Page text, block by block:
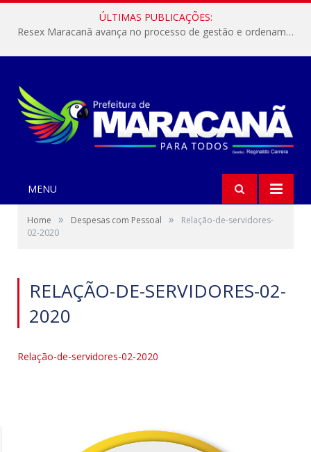
ÚLTIMAS PUBLICAÇÕES:
Resex Maracanã avança no processo de gestão e ordenamento do turismo em nossas áreas protegidas.
MENU
Home » Despesas com Pessoal »
Relação-de-servidores-
02-2020
RELAÇÃO-DE-SERVIDORES-02-
2020
Relação-de-servidores-02-2020